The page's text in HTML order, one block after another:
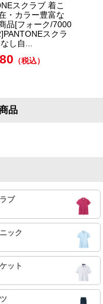
スクラブ 着こ
・カラー豊富な
品[フォーク/7000
スクラ
し自...
（税込）
品
ブ
ック
ット